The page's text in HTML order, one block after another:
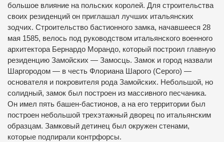
большое влияние на польских королей. Для строительства
своих резиденций он приглашал лучших итальянских
зодчих. Строительство бастионного замка, начавшееся 28
мая 1585, велось под руководством итальянского военного
архитектора Бернардо Морандо, который построил главную
резиденцию Замойских — Замосць. Замок и город назвали
Шаргородом — в честь Флориана Шарого (Серого) —
основателя и покровителя рода Замойских. Небольшой, но
солидный, замок был построен из массивного песчаника.
Он имел пять башен-бастионов, а на его территории был
построен небольшой трехэтажный дворец по итальянским
образцам. Замковый детинец был окружен стенами,
которые подпирали контрфорсы.